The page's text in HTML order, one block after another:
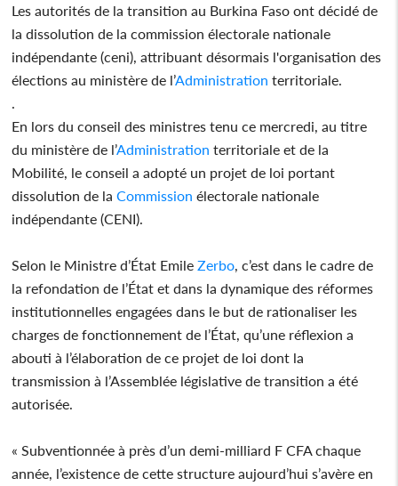
Les autorités de la transition au Burkina Faso ont décidé de
la dissolution de la commission électorale nationale
indépendante (ceni), attribuant désormais l'organisation des
élections au ministère de l’Administration territoriale.
En lors du conseil des ministres tenu ce mercredi, au titre
du ministère de l’Administration territoriale et de la
Mobilité, le conseil a adopté un projet de loi portant
dissolution de laCommission électorale nationale
indépendante (CENI).
Selon le Ministre d’État EmileZerbo , c’est dans le cadre de
la refondation de l’État et dans la dynamique des réformes
institutionnelles engagées dans le but de rationaliser les
charges de fonctionnement de l’État, qu’une réflexion a
abouti à l’élaboration de ce projet de loi dont la
transmission à l’Assemblée législative de transition a été
autorisée.
« Subventionnée à près d’un demi-milliard F CFA chaque
année, l’existence de cette structure aujourd’hui s’avère en